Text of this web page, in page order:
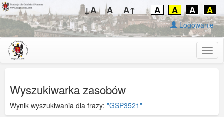
↓A A A↑ A A A A
Logowanie
Wyszukiwarka zasobów
Wynik wyszukiwania dla frazy: "GSP3521"